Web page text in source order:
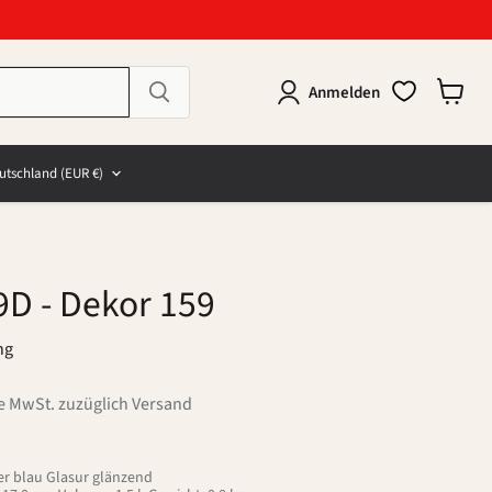
Anmelden
(EUR €)
- Dekor 159
MwSt. zuzüglich Versand
blau Glasur glänzend